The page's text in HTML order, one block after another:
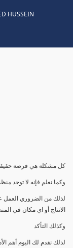
HUSSEIN
كل مشكلة هي فرصة
وكما نعلم فإنه لا توجد
لذلك من الضروري العمل
الانتاج أو اي مكان في
وكذلك التأكد
لذلك نقدم لك اليوم أهم